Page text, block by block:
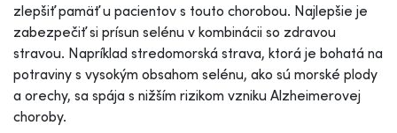
zlepšiť pamäť u pacientov s touto chorobou. Najlepšie je
zabezpečiť si prísun selénu v kombinácii so zdravou
stravou. Napríklad stredomorská strava, ktorá je bohatá na
potraviny s vysokým obsahom selénu, ako sú morské plody
a orechy, sa spája s nižším rizikom vzniku Alzheimerovej
choroby.